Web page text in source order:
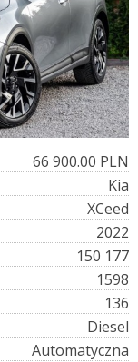
66 900.00 PLN
Kia
XCeed
2022
150 177
1598
136
Diesel
Automatyczna